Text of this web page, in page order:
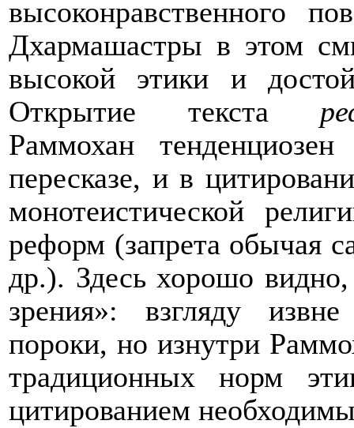
высоконравственного
Дхармашастры в этом
высокой этики и
Открытие текста
Раммохан
пересказе, и в
монотеистической
реформ (запрета обычая
др.). Здесь хорошо видно,
зрения»: взгляду
пороки, но изнутри
традиционных норм
цитированием